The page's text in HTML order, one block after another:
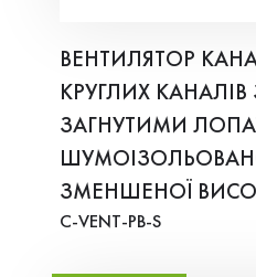
ВЕНТИЛЯТОР
КРУГЛИХ
ЗАГНУТИМИ
ЗМЕНШЕНОЇ
C-VENT-PB-S